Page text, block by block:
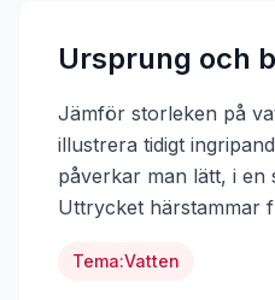
Ursprung och
Jämför storleken på
illustrera tidigt
påverkar man lätt, i en
Uttrycket härstammar
Tema:Vatten